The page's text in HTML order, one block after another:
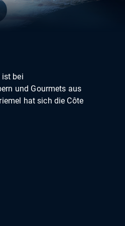
ist bei
und Gourmets aus
hat sich die Côte